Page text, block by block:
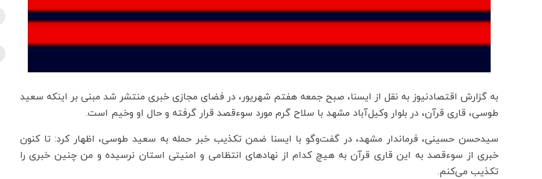
به گزارش اقتصادنیوز به نقل از ایسنا، صبح جمعه هفتم شهریور، در فضای مجازی خبری منتشر شد مبنی بر اینکه سعید
طوسی، قاری قرآن، در بلوار وکیل‌آباد مشهد با سلاح گرم مورد سوءقصد قرار گرفته و حال او وخیم است.
سیدحسن حسینی، فرماندار مشهد، در گفت‌وگو با ایسنا ضمن تکذیب خبر حمله به سعید طوسی، اظهار کرد: تا کنون
خبری از سوءقصد به این قاری قرآن به هیچ کدام از نهادهای انتظامی و امنیتی استان نرسیده و من چنین خبری را
تکذیب می‌کنم.